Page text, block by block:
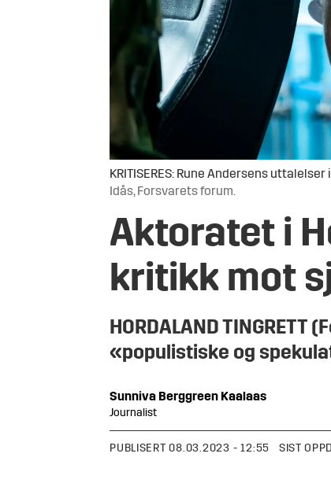
KRITISERES: Rune Andersens
Idås, Forsvarets forum.
Aktoratet i
kritikk mot
HORDALAND
«populistiske og
Sunniva Berggreen Kaalaas
Journalist
PUBLISERT 08.03.2023 - 12:55 SIST